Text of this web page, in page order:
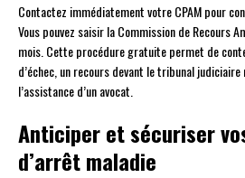
Contactez immédiatement votre CPAM pour
Vous pouvez saisir la Commission de Recours
mois. Cette procédure gratuite permet de
d’échec, un recours devant le tribunal
l’assistance d’un avocat.
Anticiper et sécuriser
d’arrêt maladie